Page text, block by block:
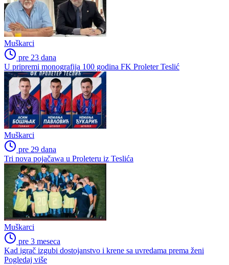
Muškarci
pre 23 dana
U pripremi monografija 100 godina FK Proleter Teslić
Muškarci
pre 29 dana
Tri nova pojačawa u Proleteru iz Teslića
Muškarci
pre 3 meseca
Kad igrač izgubi dostojanstvo i krene sa uvredama prema ženi
Pogledaj više